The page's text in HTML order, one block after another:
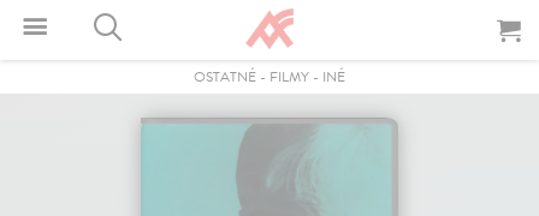
OSTATNÉ - FILMY - INÉ